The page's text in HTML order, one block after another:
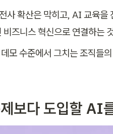
사 확산은 막히고, AI 교육을
즈니스 혁신으로 연결하는
모 수준에서 그치는 조직들
보다 도입할 AI